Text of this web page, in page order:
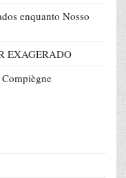
enquanto Nosso
EXAGERADO